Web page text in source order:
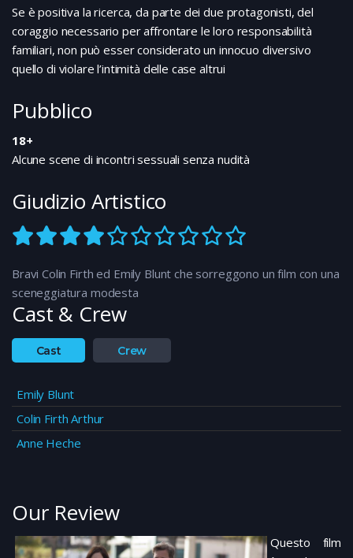
Se è positiva la ricerca, da parte dei due protagonisti, del
coraggio necessario per affrontare le loro responsabilità
familiari, non può esser considerato un innocuo diversivo
quello di violare l’intimità delle case altrui
Pubblico
18+
Alcune scene di incontri sessuali senza nudità
Giudizio Artistico
Bravi Colin Firth ed Emily Blunt che sorreggono un film con una
sceneggiatura modesta
Cast & Crew
Cast Crew
Emily Blunt
Colin Firth Arthur
Anne Heche
Our Review
Questo film